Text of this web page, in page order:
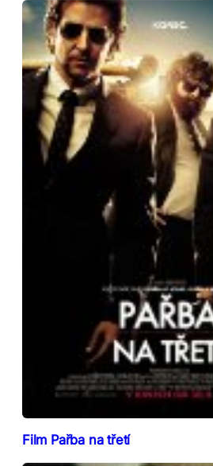
Film Pařba na třetí